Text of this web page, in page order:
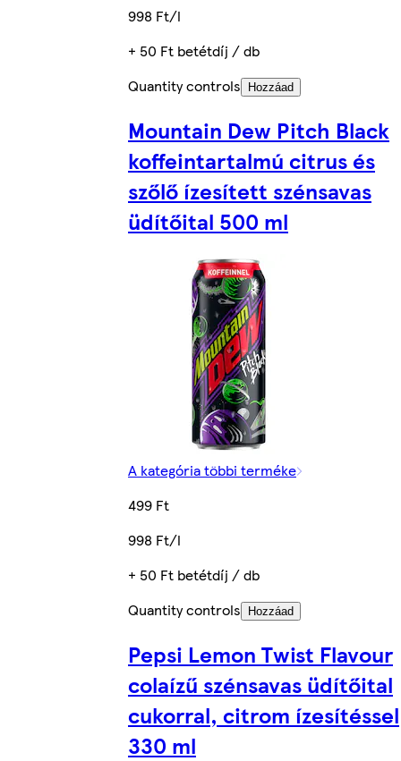
998 Ft/l
+ 50 Ft betétdíj / db
Quantity controls
Hozzáad
Mountain Dew Pitch Black
koffeintartalmú citrus és
szőlő ízesített szénsavas
üdítőital 500 ml
A kategória többi terméke
499 Ft
998 Ft/l
+ 50 Ft betétdíj / db
Quantity controls
Hozzáad
Pepsi Lemon Twist Flavour
colaízű szénsavas üdítőital
cukorral, citrom ízesítéssel
330 ml